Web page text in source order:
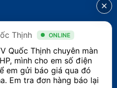
màn hình laptop Hp
bao gồm công) bị lỗi
TNHH CITY ONE VIỆT NAM
do sở KHĐT TP.HCM cấp ngày
2023
Tây Thạnh, Quận Tân Phú,
Thịnh ONLINE
Quốc Thịnh chuyên màn
mình cho em số điện
em gửi báo giá qua đó
Em tra đơn hàng báo lại